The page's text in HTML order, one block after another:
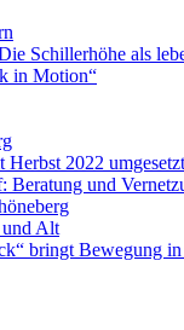
Schillerhöhe als
in Motion“
2022
Beratung und
und Alt
bringt Bewegung